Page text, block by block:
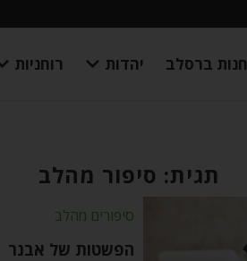
חנות ברסלב יהדות רוחניות
תגית: סיפור מהלב
סיפורים מהלב
הפשטות של אבנר